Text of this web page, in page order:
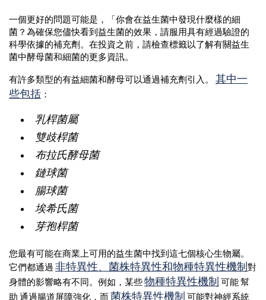
一個更好的問題可能是，「你會在益生菌中發現什麼樣的細
菌？為確保您儘快看到益生菌的效果，請服用具有經過驗證的
科學依據的補充劑。在投資之前，請檢查標籤以了解有關益生
菌中酵母菌和細菌的更多資訊。
有許多類型的有益細菌和酵母可以通過補充劑引入。
其中一
些包括 ：
乳桿菌屬
雙歧桿菌
布拉氏酵母菌
鏈球菌
腸球菌
埃希氏菌
芽孢桿菌
您最有可能在商業上可用的益生菌中找到這七個核心生物屬。
它們都通過 非特異性、菌株特異性和物種特異性機制 對
身體的影響略有不同。例如，某些 物種特異性機制
可能 幫
助 通過腸道屏障強化，而 菌株特異性機制 可能對神經系統